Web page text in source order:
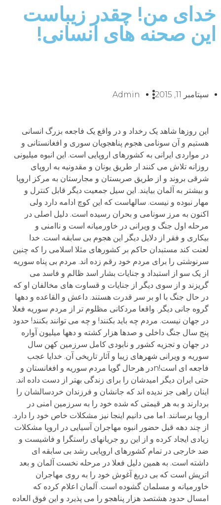
خدای من! چقدر زیباست
این صحنه های انسانی!
سپتامبر 11, 2015 Admin
این روزها شاهد یک رخداد و در واقع یک فاجعه بزرگ انسانی
هستیم و آن سونامی هجوم پناهجویان سوری و افغانستانی و
در مواردی ایرانی به کشورهای اروپایی است. این انبوه میلیونی
روزانه تلاش می کنند ار طریق یونان و مقدونیه به اروپای
شرقی بروند و از طریق صربستان و مجارستان به مرکز اروپا
و بیشتر به آلمان بیایند. این سیل جمعیت دیگر قابل کنترل و
مهار نبوده و نیست. سالهاست که این کوچ ادامه دارد ولی
اکنون به مرز سونامی و بحران رسیده است. دلیل اصلی در
مرحله اول جنگ و ویرانی در خاورمیانه است و ناامنی و
بیکاری و فقر از دلایل دیگر این هجوم بی سابقه است. خدا
لعنت کند مستبدان حاکم بر کشورهای مثلا اسلامی را که چنین
سرنوشتی را برای مردم خود رقم زده اند. مردم بی پناه سوریه
از یک سو از استبداد و جنایات بشار اسد ظالم و فاسد می
گریزند و از سوی دیگر از جنایات و قساوت های مخالفان او که
در حال جنگ با او بر سر قدرت هستند. داعش و القاعده و دهها
گروه جانی دیگر. واقعا مردکانی مظلوم تر از مردم سوریه فعلا
در جهان نیست. مردم چه باید بکنند! و چه می توانند بکنند! حدود
پنج سال جنگ داخلی و صدها هزار کشته و دهها میلیون آواره
در جهان و تجزیه کشور و نابودی کامل سرزمین کهن سال
سوریه و ویرانی شهرهای زیبا و آثار تاریخی آن. خدایا عجب
فاجعه ای است!nدر هرحال گویا مردم سوریه و افغانستان و
حتی ایران دیگر امیدشان را برای زندگی بهتر از دست داده اند.
اینان راهی جز ندیده اند که جانشان و فرزندان خردسالشان را
بردارند و به هر قیمتی که شده خود را به سرزمین امنی در
اروپا برسانند. اما می دانیم اینجا نیز مشکلات خاص خود را دارد.
از چند دهه قبل حضور انبوه مهاجران آسیایی در اروپا مشکلات
زیادی ایجاد کرده و از این رو جریانهای راستگرا و فاشیست و
ضد خارجی در تمام کشورهای اروپایی رشد بی سابقه ای
داشته است. به همین دلیل فعلا در مرحله نخست آلمان و بعد
اتریش است که بی دریغ آغوش خود را به روی مهاجران
خاورمیانه و مسلمان گشوده است. آلمان اعلام کرده که
امسال حدود هشتصد هزار پناهجو را می پذیرد و این فوق العاده